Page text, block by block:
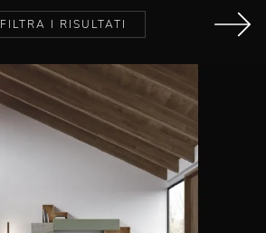
FILTRA I RISULTATI